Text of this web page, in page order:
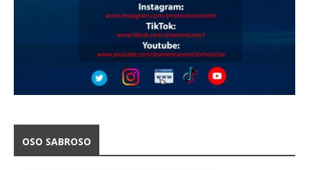
OSO SABROSO